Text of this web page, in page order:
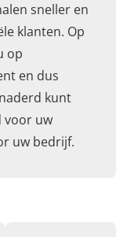
sneller en
klanten. Op
op
en dus
kunt
voor uw
uw bedrijf.